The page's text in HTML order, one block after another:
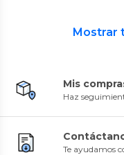
Mostrar
Mis
Haz
Te ayudamos